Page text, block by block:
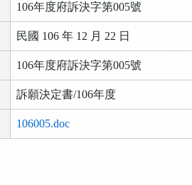
106年度府訴決字第005號
民國 106 年 12 月 22 日
106年度府訴決字第005號
訴願決定書/106年度
106005.doc